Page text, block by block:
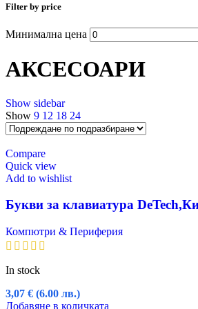
Filter by price
Минимална цена
АКСЕСОАРИ
Show sidebar
Show 9 12 18 24
Compare
Quick view
Add to wishlist
Букви за клавиатура
Компютри & Периферия
In stock
3,07 € (6.00 лв.)
Добавяне в количката